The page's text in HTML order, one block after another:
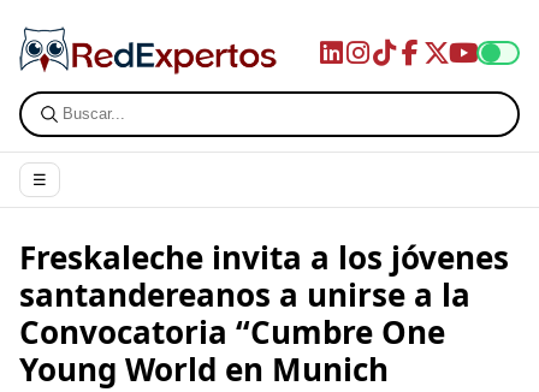
☰
Freskaleche invita a los jóvenes
santandereanos a unirse a la
Convocatoria “Cumbre One
Young World en Munich